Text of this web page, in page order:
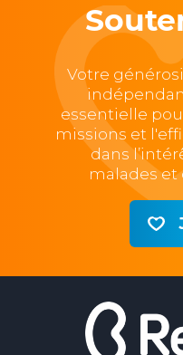
Votre
essentielle
missions et
dans
malades et